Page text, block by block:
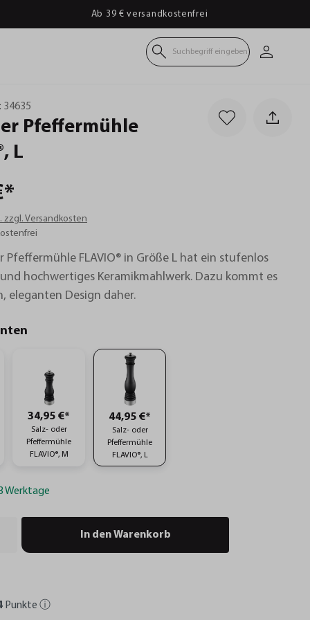
Ab 39 € versandkostenfrei
Suchbegriff eingeben
34635
Pfeffermühle
L
zzgl. Versandkosten
Pfeffermühle FLAVIO® in Größe L hat ein stufenlos
hochwertiges Keramikmahlwerk. Dazu kommt es
eleganten Design daher.
34,95 €*
Salz- oder
Pfeffermühle
FLAVIO®, M
44,95 €*
Salz- oder
Pfeffermühle
FLAVIO®, L
Werktage
In den Warenkorb
Punkte ⓘ